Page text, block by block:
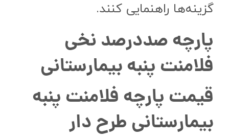
گزینه‌ها راهنمایی کنند.
پارچه صددرصد نخی
فلامنت پنبه بیمارستانی
قیمت پارچه فلامنت پنبه
بیمارستانی طرح دار